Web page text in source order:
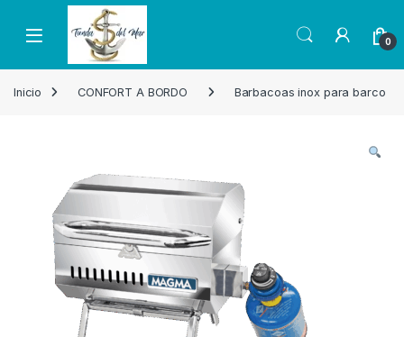
Skip to navigation
Skip to content
Open 0
Inicio CONFORT A BORDO Barbacoas inox para barco